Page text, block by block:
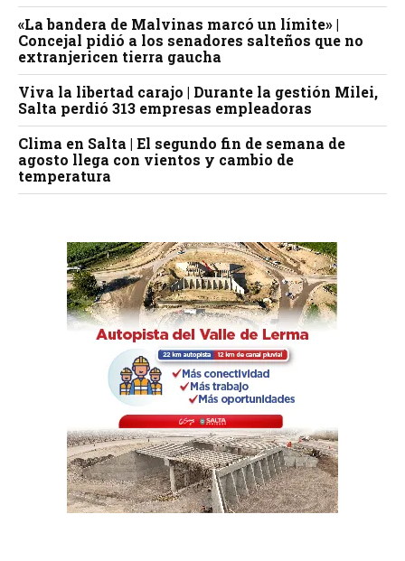
«La bandera de Malvinas marcó un límite» |
Concejal pidió a los senadores salteños que no
extranjericen tierra gaucha
Viva la libertad carajo | Durante la gestión Milei,
Salta perdió 313 empresas empleadoras
Clima en Salta | El segundo fin de semana de
agosto llega con vientos y cambio de
temperatura